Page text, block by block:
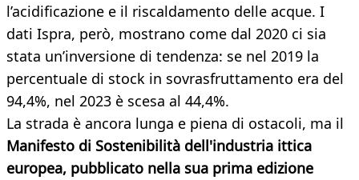
l’acidificazione e il riscaldamento delle acque. I
dati Ispra, però, mostrano come dal 2020 ci sia
stata un’inversione di tendenza: se nel 2019 la
percentuale di stock in sovrasfruttamento era del
94,4%, nel 2023 è scesa al 44,4%.
La strada è ancora lunga e piena di ostacoli, ma il
Manifesto di Sostenibilità dell'industria ittica
europea, pubblicato nella sua prima edizione